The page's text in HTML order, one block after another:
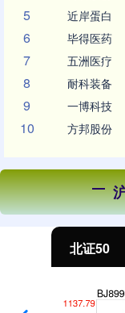
5 近岸蛋白
6 毕得医药
7 五洲医疗
8 耐科装备
9 一博科技
10 方邦股份
北证50